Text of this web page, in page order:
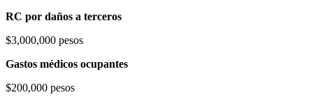
RC por daños a terceros
$3,000,000 pesos
Gastos médicos ocupantes
$200,000 pesos